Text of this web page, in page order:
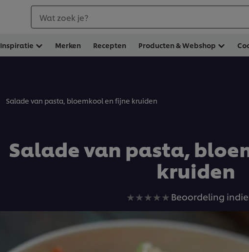
Wat zoek je?
Inspiratie Merken Recepten Producten & Webshop
Salade van pasta, bloemkool en fijne kruiden
Salade van pasta,
kruiden
Geen
ingediend
voor
Beoordeling